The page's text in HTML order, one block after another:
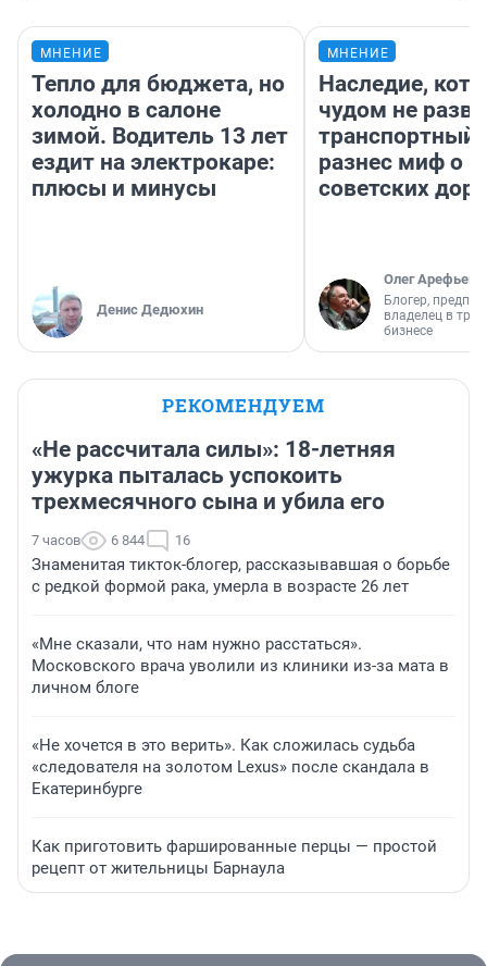
МНЕНИЕ
Тепло для бюджета, но
холодно в салоне
зимой. Водитель 13 лет
ездит на электрокаре:
плюсы и минусы
Денис Дедюхин
МНЕНИЕ
Наследие,
чудом не
транспортный
разнес миф о
советских
Олег Арефьев
Блогер,
владелец в
бизнесе
РЕКОМЕНДУЕМ
«Не рассчитала силы»: 18-летняя
ужурка пыталась успокоить
трехмесячного сына и убила его
7 часов 6 844 16
Знаменитая тикток-блогер, рассказывавшая о борьбе
с редкой формой рака, умерла в возрасте 26 лет
«Мне сказали, что нам нужно расстаться».
Московского врача уволили из клиники из-за мата в
личном блоге
«Не хочется в это верить». Как сложилась судьба
«следователя на золотом Lexus» после скандала в
Екатеринбурге
Как приготовить фаршированные перцы — простой
рецепт от жительницы Барнаула